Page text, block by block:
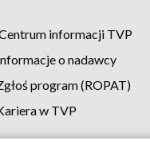
informacji TVP
o nadawcy
program (ROPAT)
w TVP